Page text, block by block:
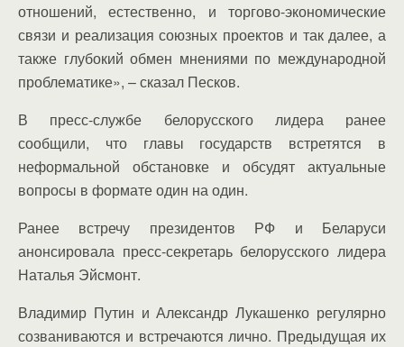
отношений, естественно, и торгово-экономические
связи и реализация союзных проектов и так далее, а
также глубокий обмен мнениями по международной
проблематике», – сказал Песков.
В пресс-службе белорусского лидера ранее
сообщили, что главы государств встретятся в
неформальной обстановке и обсудят актуальные
вопросы в формате один на один.
Ранее встречу президентов РФ и Беларуси
анонсировала пресс-секретарь белорусского лидера
Наталья Эйсмонт.
Владимир Путин и Александр Лукашенко регулярно
созваниваются и встречаются лично. Предыдущая их